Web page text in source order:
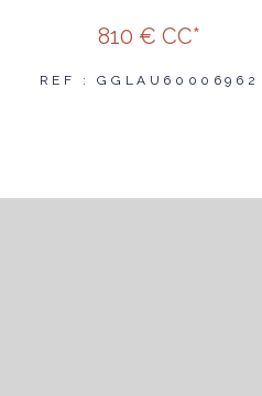
810 € CC*
REF : GGLAU60006962